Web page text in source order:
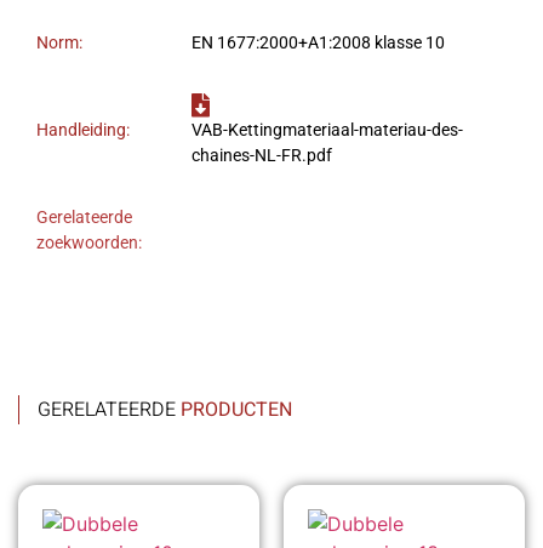
Norm: EN 1677:2000+A1:2008 klasse 10
Handleiding:
VAB-Kettingmateriaal-materiau-des-
chaines-NL-FR.pdf
Gerelateerde
zoekwoorden:
GERELATEERDE PRODUCTEN